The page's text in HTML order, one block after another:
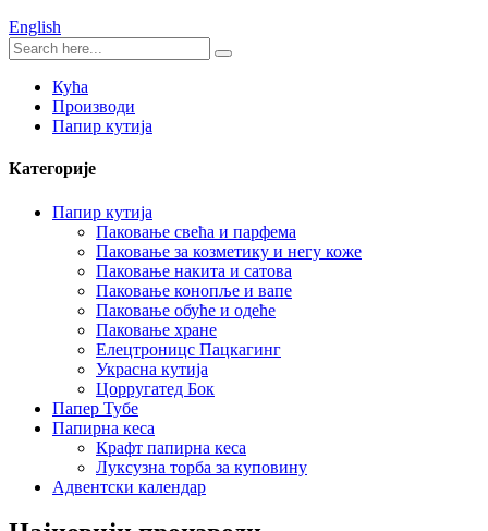
English
Кућа
Производи
Папир кутија
Категорије
Папир кутија
Паковање свећа и парфема
Паковање за козметику и негу коже
Паковање накита и сатова
Паковање конопље и вапе
Паковање обуће и одеће
Паковање хране
Елецтроницс Пацкагинг
Украсна кутија
Цорругатед Бок
Папер Тубе
Папирна кеса
Крафт папирна кеса
Луксузна торба за куповину
Адвентски календар